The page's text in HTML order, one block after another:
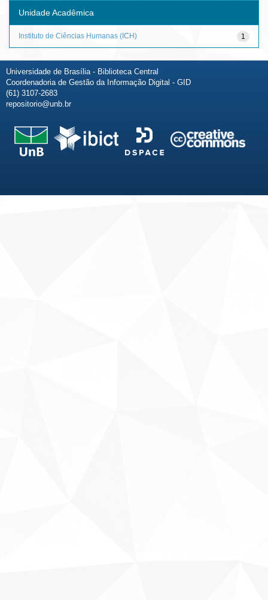
Unidade Acadêmica
1
Instituto de Ciências Humanas (ICH)
Universidade de Brasília - Biblioteca Central
Coordenadoria de Gestão da Informação Digital - GID
(61) 3107-2683
repositorio@unb.br